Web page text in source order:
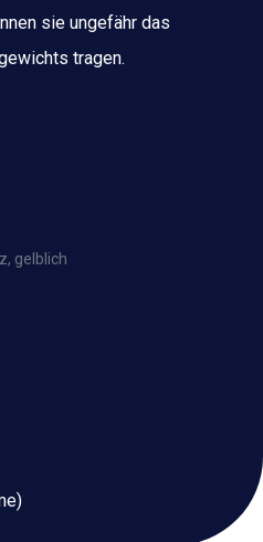
sie ungefähr das
tragen.
gelblich